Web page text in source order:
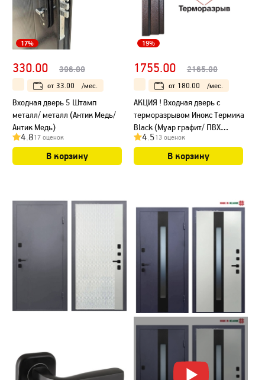
17%
330.00 396.00
от 33.00 /мес.
Входная дверь 5 Штамп
металл/ металл (Антик Медь/
Антик Медь)
4.817 оценок
В корзину
19%
1755.00 2165.00
от 180.00 /мес.
АКЦИЯ ! Входная дверь с
терморазрывом Инокс Термика
Black (Муар графит/ ПВХ
Белый), Рис. 9
4.513 оценок
В корзину